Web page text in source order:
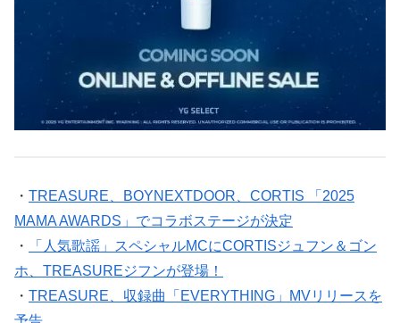
・ TREASURE、BOYNEXTDOOR、CORTIS 「2025
MAMA AWARDS」でコラボステージが決定
・
「人気歌謡」スペシャルMCにCORTISジュフン＆ゴン
ホ、TREASUREジフンが登場！
・ TREASURE、収録曲「EVERYTHING」MVリリースを